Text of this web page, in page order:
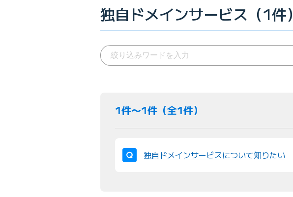
独自ドメインサービス（1件）
1件〜1件（全1件）
独自ドメインサービスについて知りたい